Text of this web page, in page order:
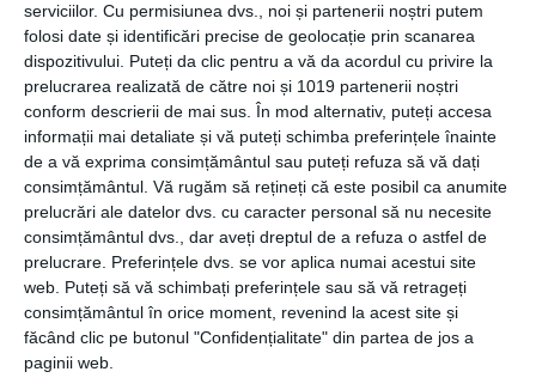
serviciilor. Cu permisiunea dvs., noi și partenerii noștri putem
folosi date și identificări precise de geolocație prin scanarea
dispozitivului. Puteți da clic pentru a vă da acordul cu privire la
prelucrarea realizată de către noi și 1019 partenerii noștri
conform descrierii de mai sus. În mod alternativ, puteți accesa
informații mai detaliate și vă puteți schimba preferințele înainte
de a vă exprima consimțământul sau puteți refuza să vă dați
consimțământul. Vă rugăm să rețineți că este posibil ca anumite
prelucrări ale datelor dvs. cu caracter personal să nu necesite
consimțământul dvs., dar aveți dreptul de a refuza o astfel de
prelucrare. Preferințele dvs. se vor aplica numai acestui site
web. Puteți să vă schimbați preferințele sau să vă retrageți
consimțământul în orice moment, revenind la acest site și
făcând clic pe butonul "Confidențialitate" din partea de jos a
paginii web.
Industria de comert din Romania are nevoie de solutii
pentru digitalizare, care ofera avantaje semnificative
pentru gestionarea oricarei afaceri, iar cei mai importanti
jucatori de pe piata, precum 5 to go, au sesizat aceasta
oportunitate si au ales sa implementeze astfel de solutii.
In prezent, compania israeliana pune la dispozitie pe piata
din Romania solutia cunoscuta sub numele Bina Smart
Business – solutie de software integrat implementata de
5 to go, bazata pe tehnologii Cloud de ultima generatie si
adaptata noilor norme metodologice ANAF.
In perioada urmatoare, Bina Smart Business va deveni